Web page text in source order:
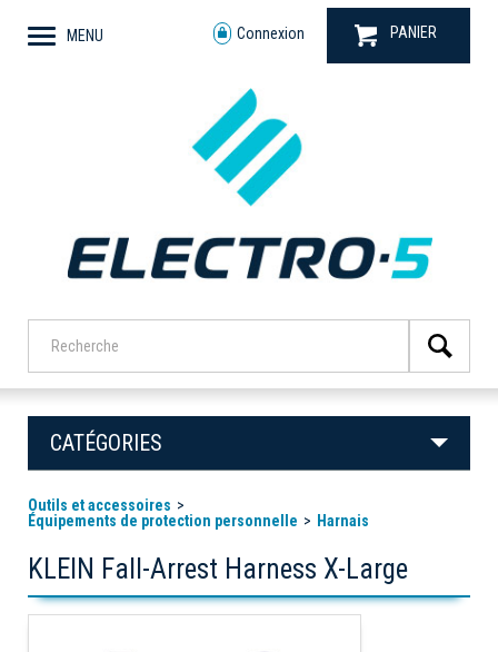
MENU Connexion PANIER
CATÉGORIES
Outils et accessoires
Équipements de protection personnelle
Harnais
KLEIN Fall-Arrest Harness X-Large